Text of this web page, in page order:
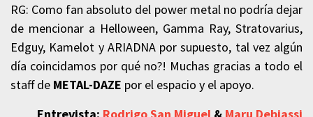
RG: Como fan absoluto del power metal no podría dejar
de mencionar a Helloween, Gamma Ray, Stratovarius,
Edguy, Kamelot y ARIADNA por supuesto, tal vez algún
día coincidamos por qué no?! Muchas gracias a todo el
staff de METAL-DAZE por el espacio y el apoyo.